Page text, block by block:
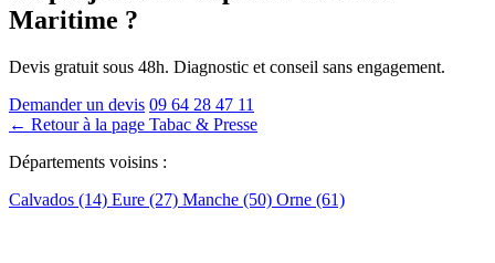
Maritime ?
Devis gratuit sous 48h. Diagnostic et conseil sans engagement.
Demander un devis 09 64 28 47 11
← Retour à la page Tabac & Presse
Départements voisins :
Calvados (14) Eure (27) Manche (50) Orne (61)